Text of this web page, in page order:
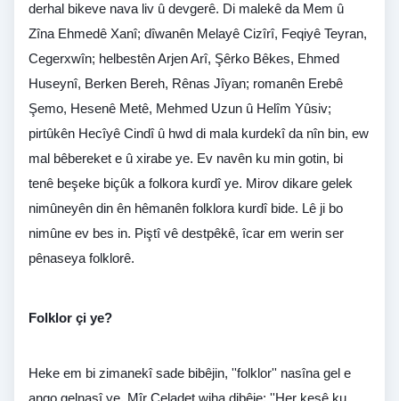
derhal bikeve nava liv û devgerê. Di malekê da Mem û
Zîna Ehmedê Xanî; dîwanên Melayê Cizîrî, Feqiyê Teyran,
Cegerxwîn; helbestên Arjen Arî, Şêrko Bêkes, Ehmed
Huseynî, Berken Bereh, Rênas Jîyan; romanên Erebê
Şemo, Hesenê Metê, Mehmed Uzun û Helîm Yûsiv;
pirtûkên Hecîyê Cindî û hwd di mala kurdekî da nîn bin, ew
mal bêbereket e û xirabe ye. Ev navên ku min gotin, bi
tenê beşeke biçûk a folkora kurdî ye. Mirov dikare gelek
nimûneyên din ên hêmanên folklora kurdî bide. Lê ji bo
nimûne ev bes in. Piştî vê destpêkê, îcar em werin ser
pênaseya folklorê.
Folklor çi ye?
Heke em bi zimanekî sade bibêjin, ''folklor'' nasîna gel e
ango gelnasî ye. Mîr Celadet wiha dibêje: ''Her kesê ku